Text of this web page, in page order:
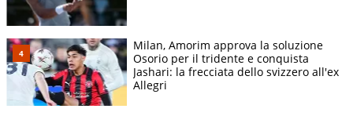
Milan, Amorim approva la soluzione
Osorio per il tridente e conquista
Jashari: la frecciata dello svizzero all'ex
Allegri